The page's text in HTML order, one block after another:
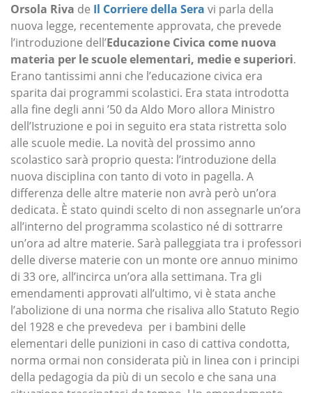
Orsola Riva de Il Corriere della Sera vi parla della
nuova legge, recentemente approvata, che prevede
l’introduzione dell’Educazione Civica come nuova
materia per le scuole elementari, medie e superiori.
Erano tantissimi anni che l’educazione civica era
sparita dai programmi scolastici. Era stata introdotta
alla fine degli anni ’50 da Aldo Moro allora Ministro
dell’Istruzione e poi in seguito era stata ristretta solo
alle scuole medie. La novità del prossimo anno
scolastico sarà proprio questa: l’introduzione della
nuova disciplina con tanto di voto in pagella. A
differenza delle altre materie non avrà però un’ora
dedicata. È stato quindi scelto di non assegnarle un’ora
all’interno del programma scolastico né di sottrarre
un’ora ad altre materie. Sarà palleggiata tra i professori
delle diverse materie con un monte ore annuo minimo
di 33 ore, all’incirca un’ora alla settimana. Tra gli
emendamenti approvati all’ultimo, vi è stata anche
l’abolizione di una norma che risaliva allo Statuto Regio
del 1928 e che prevedeva per i bambini delle
elementari delle punizioni in caso di cattiva condotta,
norma ormai non considerata più in linea con i principi
della pedagogia da più di un secolo e che sana una